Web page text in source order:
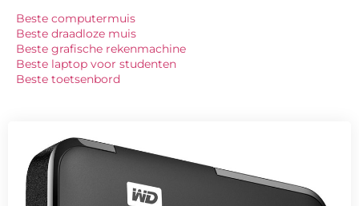
Beste computermuis
Beste draadloze muis
Beste grafische rekenmachine
Beste laptop voor studenten
Beste toetsenbord